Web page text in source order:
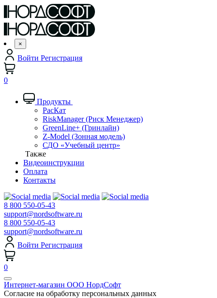
×
Войти Регистрация
0
Продукты
РасКат
RiskManager (Риск Менеджер)
GreenLine+ (Гринлайн)
Z-Model (Зонная модель)
СДО «Учебный центр»
Также
Видеоинструкции
Оплата
Контакты
8 800 550-05-43
support@nordsoftware.ru
8 800 550-05-43
support@nordsoftware.ru
Войти Регистрация
0
Интернет-магазин ООО НордСофт
Согласие на обработку персональных данных